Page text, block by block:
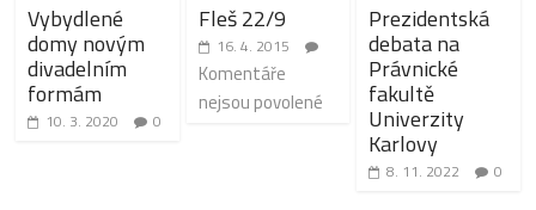
Vybydlené
domy novým
divadelním
formám
10. 3. 2020 0
Fleš 22/9
16. 4. 2015
Komentáře
nejsou povolené
Prezidentská
debata na
Právnické
fakultě
Univerzity
Karlovy
8. 11. 2022 0